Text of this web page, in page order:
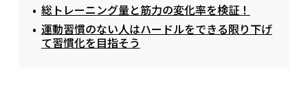
総トレーニング量と筋力の変化率を検証！
運動習慣のない人はハードルをできる限り下げ
て習慣化を目指そう